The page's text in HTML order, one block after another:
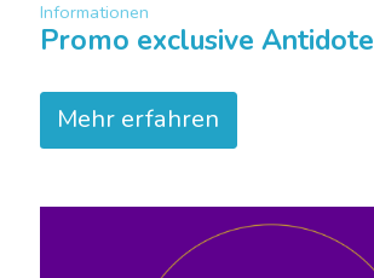
Informationen
Promo exclusive Antidote
Mehr erfahren